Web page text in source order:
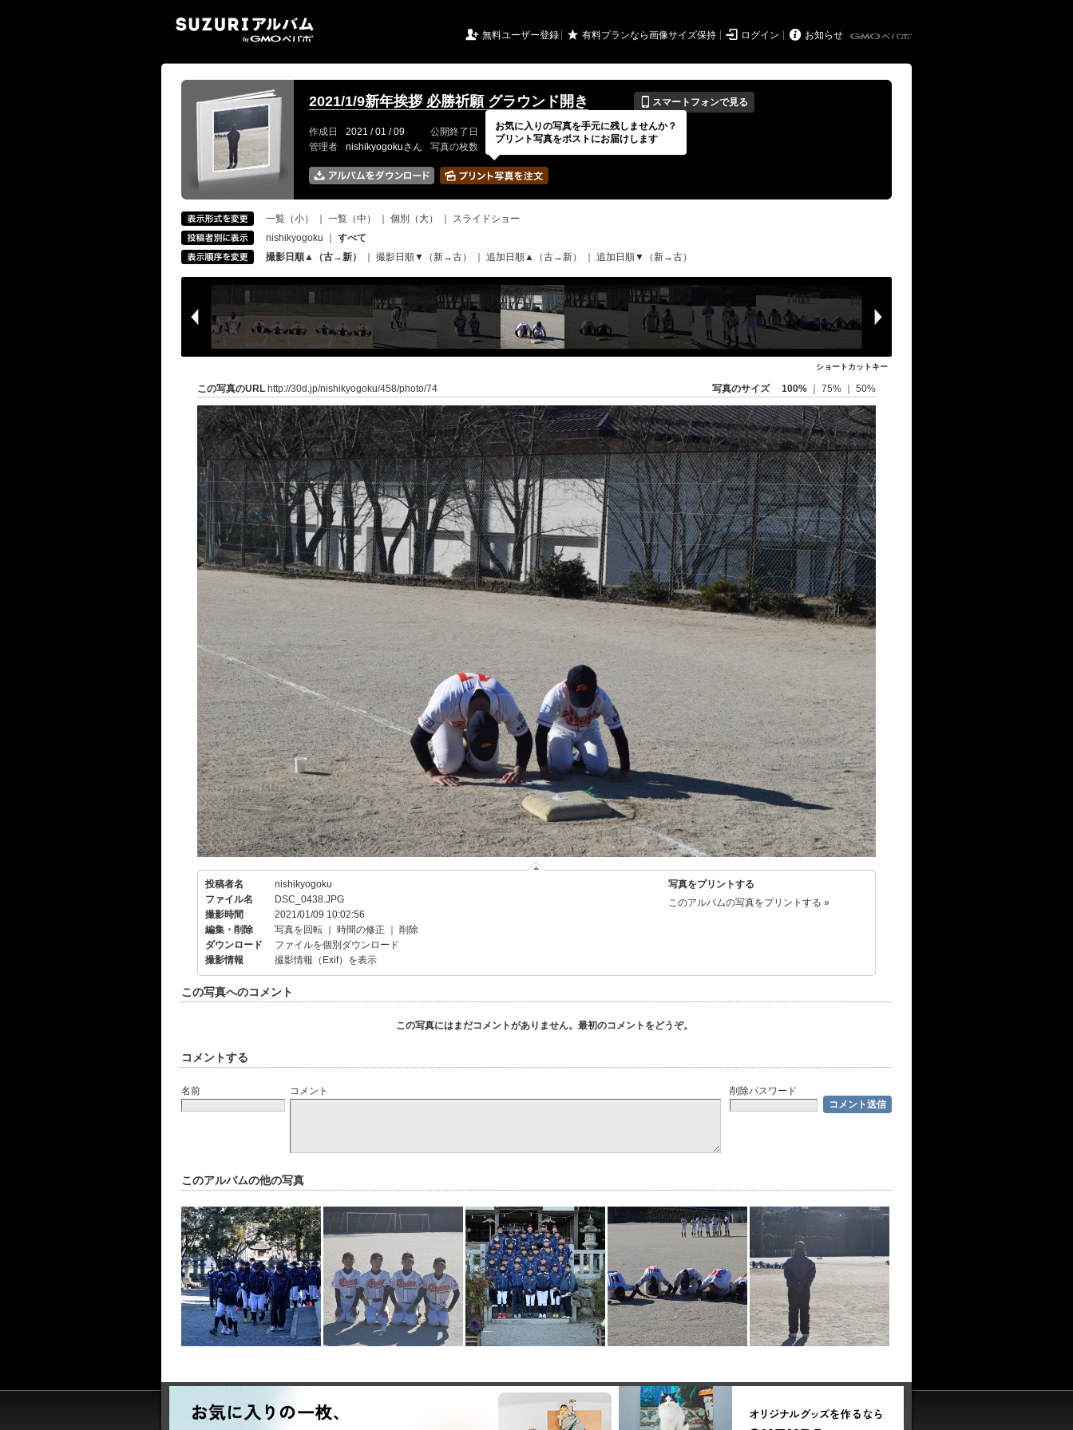
 無料ユーザー登録 ★ 有料プランなら画像サイズ保持  ログイン  お知らせ
2021/1/9新年挨拶 必勝祈願 グラウンド開き 📱 スマートフォンで見る
作成日 2021 / 01 / 09 公開終了日 無期限 イベントの期間
---
管理者
nishikyogokuさん 写真の枚数 110 / 2000枚
一覧（小） 一覧（中） 個別（大）
スライドショー
nishikyogoku
すべて
撮影日順▲（古→新）
撮影日順▼（新→古） 追加日順▲（古→新） 追加日順▼（新→古）
ショートカットキー
この写真のURL http://30d.jp/nishikyogoku/458/photo/74 写真のサイズ 100% 75% 50%
投稿者名
nishikyogoku
ファイル名
DSC_0438.JPG
撮影時間
2021/01/09 10:02:56
編集・削除
写真を回転 時間の修正
削除
ダウンロード
ファイルを個別ダウンロード
撮影情報
撮影情報（Exif）を表示
写真をプリントする
このアルバムの写真をプリントする »
この写真へのコメント
この写真にはまだコメントがありません。最初のコメントをどうぞ。
コメントする
名前 コメント 削除パスワード
このアルバムの他の写真
お気に入りの写真を手元に残しませんか？
プリント写真をポストにお届けします